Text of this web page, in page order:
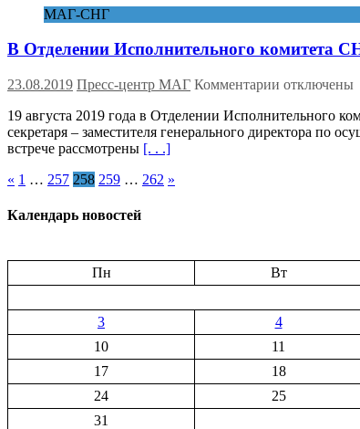
в
будет
4
сентября
МАГ-СНГ
В Отделении Исполнительного комитета
23.08.2019 Пресс-центр МАГ Комментарии к
В
Отделении
–
участников
в
области
мирного
космоса
отключены
19 августа 2019 года в Отделении Исполнительного
секретаря – заместителя генерального директора по
встрече рассмотрены [. . .]
Пагинация
записей
« 1 … 257 258 259 … 262 »
Календарь новостей
Пн
Вт
3
4
10
11
17
18
24
25
31